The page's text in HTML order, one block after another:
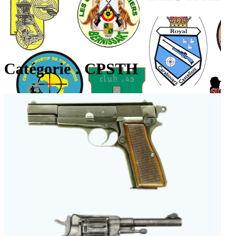
Catégorie :CPSTH